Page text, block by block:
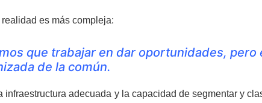
es más compleja:
que trabajar en dar oportunidades,
de la común.
infraestructura adecuada y la capacidad de segmentar y